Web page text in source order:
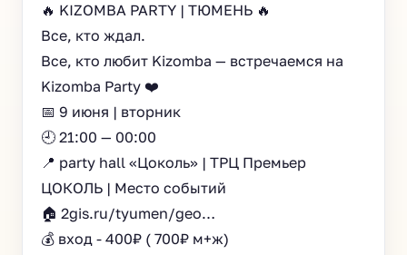
🔥 KIZOMBA PARTY | ТЮМЕНЬ 🔥
Все, кто ждал.
Все, кто любит Kizomba — встречаемся на
Kizomba Party ❤️
📅 9 июня | вторник
🕘 21:00 — 00:00
📍 party hall «Цоколь» | ТРЦ Премьер
ЦОКОЛЬ | Место событий
🏠 2gis.ru/tyumen/geo…
💰 вход - 400₽ ( 700₽ м+ж)